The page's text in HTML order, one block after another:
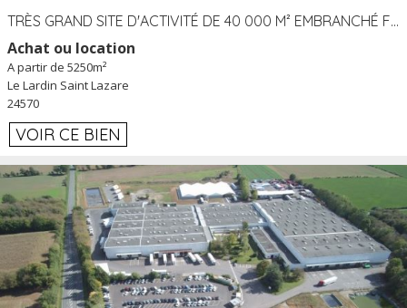
TRÈS GRAND SITE D'ACTIVITÉ DE 40 000 M² EMBRANCHÉ FER AU LARDIN SAINT LAZARE (24) PROCHE A89 À LOUER
Achat ou location
A partir de 5250m²
Le Lardin Saint Lazare
24570
VOIR CE BIEN